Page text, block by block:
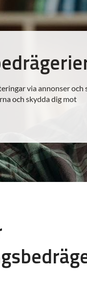
via annonser och
och skydda dig mot